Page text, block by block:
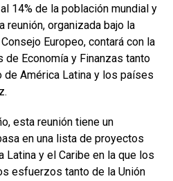
14% de la población mundial y
reunión, organizada bajo la
Europeo, contará con la
Economía y Finanzas tanto
de América Latina y los países
esta reunión tiene un
en una lista de proyectos
Latina y el Caribe en la que los
esfuerzos tanto de la Unión